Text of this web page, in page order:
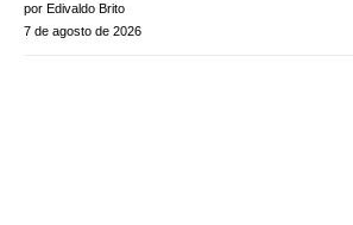
por Edivaldo Brito
7 de agosto de 2026